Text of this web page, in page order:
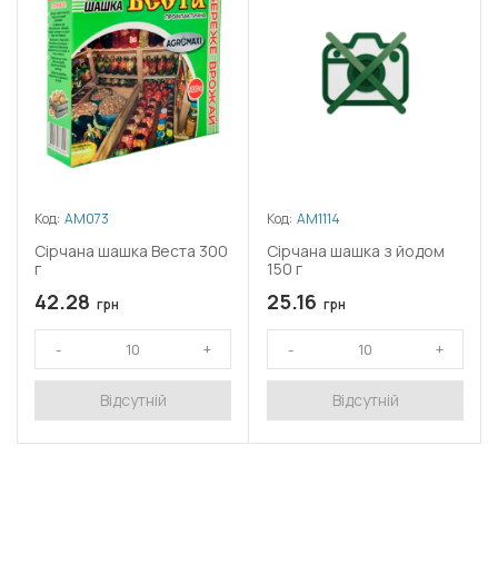
Код: АМ073
Сірчана шашка Веста 300
г
42.28 грн
Відсутній
Код: АМ1114
Сірчана шашка з йодом
150 г
25.16 грн
Відсутній